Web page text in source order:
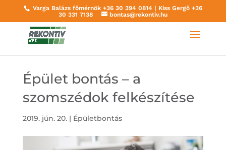
Varga Balázs főmérnök +36 30 394 0814| Kiss Gergő +36
30 331 7138
bontas@rekontiv.hu
Épület bontás – a
szomszédok felkészítése
2019. jún. 20.| Épületbontás